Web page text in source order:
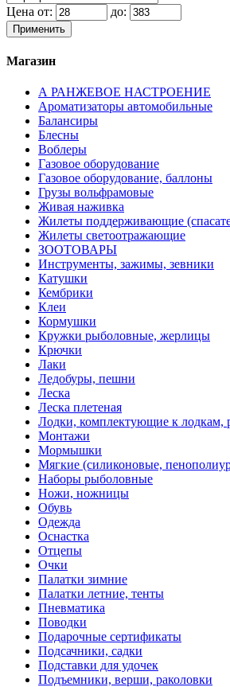
Цена от: до:
Применить
Магазин
А РАНЖЕВОЕ НАСТРОЕНИЕ
Ароматизаторы автомобильные
Балансиры
Блесны
Воблеры
Газовое оборудование
Газовое оборудование, баллоны
Грузы вольфрамовые
Живая наживка
Жилеты поддерживающие
Жилеты светоотражающие
ЗООТОВАРЫ
Инструменты, зажимы, зевники
Катушки
Кембрики
Клеи
Кормушки
Кружки рыболовные, жерлицы
Крючки
Лаки
Ледобуры, пешни
Леска
Леска плетеная
Лодки, комплектующие к лодкам,
Монтажи
Мормышки
Мягкие (силиконовые,
Наборы рыболовные
Ножи, ножницы
Обувь
Одежда
Оснастка
Отцепы
Очки
Палатки зимние
Палатки летние, тенты
Пневматика
Поводки
Подарочные сертификаты
Подсачники, садки
Подставки для удочек
Подъемники, верши, раколовки